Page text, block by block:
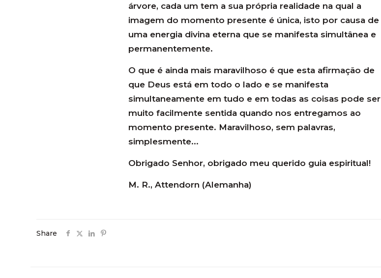
árvore, cada um tem a sua própria realidade na qual a
imagem do momento presente é única, isto por causa de
uma energia divina eterna que se manifesta simultânea e
permanentemente.
O que é ainda mais maravilhoso é que esta afirmação de
que Deus está em todo o lado e se manifesta
simultaneamente em tudo e em todas as coisas pode ser
muito facilmente sentida quando nos entregamos ao
momento presente. Maravilhoso, sem palavras,
simplesmente...
Obrigado Senhor, obrigado meu querido guia espiritual!
M. R., Attendorn (Alemanha)
Share